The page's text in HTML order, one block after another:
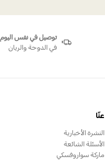
توصيل في نفس اليوم
في الدوحة والريان
عنّا
النشرة الأخبارية
الأسئلة الشائعة
ماركة سواروفسكي